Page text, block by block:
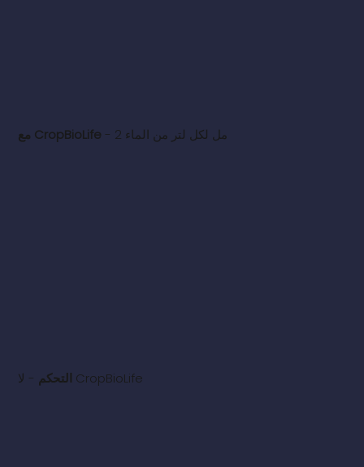
مع CropBioLife - 2 مل لكل لتر من الماء
التحكم - لا CropBioLife